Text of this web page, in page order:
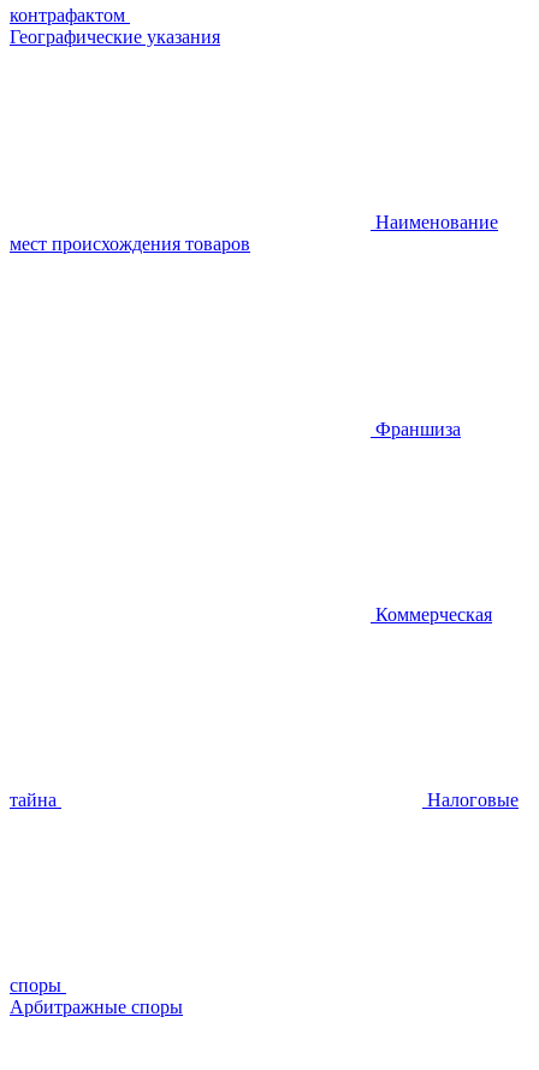
контрафактом
Географические указания
Наименование
мест происхождения товаров
Франшиза
Коммерческая
тайна Налоговые
споры
Арбитражные споры